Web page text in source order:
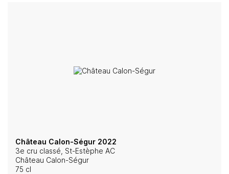
Château Calon-Ségur 2022
3e cru classé, St-Estèphe AC
Château Calon-Ségur
75 cl